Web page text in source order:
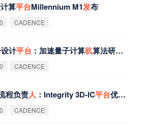
算平台Millennium M1发布
CADENCE
计平台 ：加速量子计算机算法研发
CADENCE
程负责人 ：Integrity 3D-IC平台优势拆解
CADENCE